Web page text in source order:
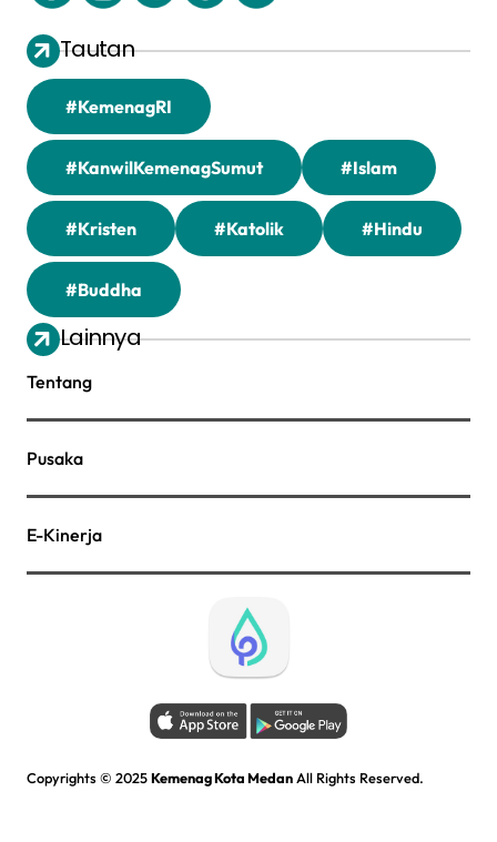
Tautan
#KemenagRI
#KanwilKemenagSumut #Islam
#Kristen #Katolik #Hindu
#Buddha
Lainnya
Tentang
Pusaka
E-Kinerja
Copyrights © 2025Kemenag Kota Medan All Rights Reserved.